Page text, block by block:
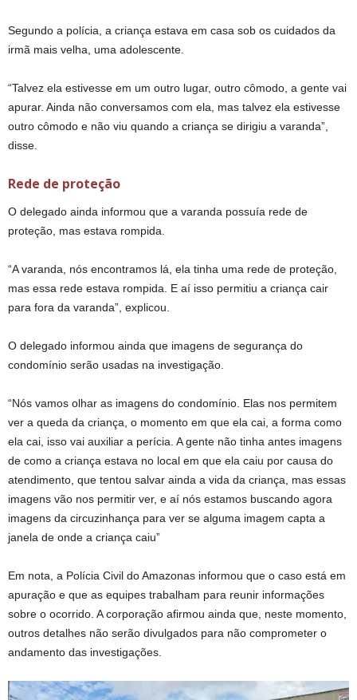
Segundo a polícia, a criança estava em casa sob os cuidados da
irmã mais velha, uma adolescente.
“Talvez ela estivesse em um outro lugar, outro cômodo, a gente vai
apurar. Ainda não conversamos com ela, mas talvez ela estivesse
outro cômodo e não viu quando a criança se dirigiu a varanda”,
disse.
Rede de proteção
O delegado ainda informou que a varanda possuía rede de
proteção, mas estava rompida.
“A varanda, nós encontramos lá, ela tinha uma rede de proteção,
mas essa rede estava rompida. E aí isso permitiu a criança cair
para fora da varanda”, explicou.
O delegado informou ainda que imagens de segurança do
condomínio serão usadas na investigação.
“Nós vamos olhar as imagens do condomínio. Elas nos permitem
ver a queda da criança, o momento em que ela cai, a forma como
ela cai, isso vai auxiliar a perícia. A gente não tinha antes imagens
de como a criança estava no local em que ela caiu por causa do
atendimento, que tentou salvar ainda a vida da criança, mas essas
imagens vão nos permitir ver, e aí nós estamos buscando agora
imagens da circuzinhança para ver se alguma imagem capta a
janela de onde a criança caiu”
Em nota, a Polícia Civil do Amazonas informou que o caso está em
apuração e que as equipes trabalham para reunir informações
sobre o ocorrido. A corporação afirmou ainda que, neste momento,
outros detalhes não serão divulgados para não comprometer o
andamento das investigações.